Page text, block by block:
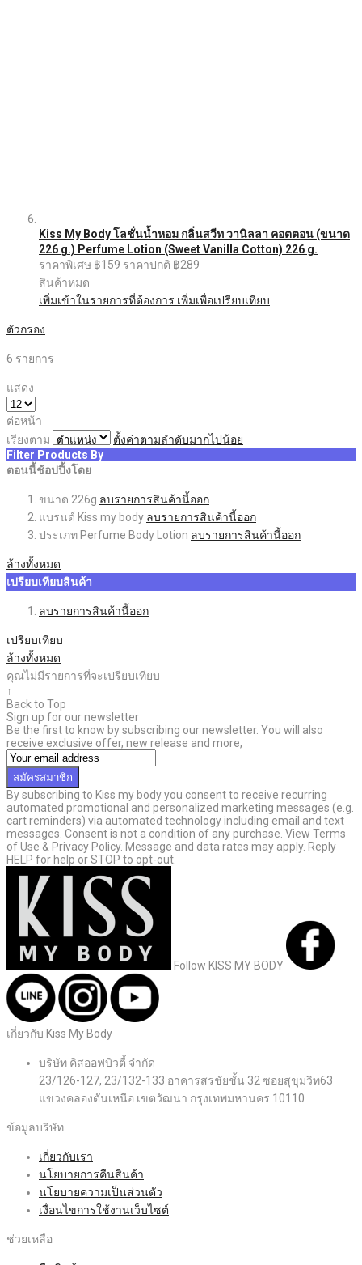
Kiss My Body โลชั่นน้ำหอม กลิ่นสวีท วานิลลา คอตตอน (ขนาด
226 g.) Perfume Lotion (Sweet Vanilla Cotton) 226 g.
ราคาพิเศษ ฿159 ราคาปกติ ฿289
สินค้าหมด
เพิ่มเข้าในรายการที่ต้องการ เพิ่มเพื่อเปรียบเทียบ
ตัวกรอง
6 รายการ
แสดง
ต่อหน้า
เรียงตาม
ตั้งค่าตามลำดับมากไปน้อย
Filter Products By
ตอนนี้ช้อปปิ้งโดย
ขนาด 226g ลบรายการสินค้านี้ออก
แบรนด์ Kiss my body ลบรายการสินค้านี้ออก
ประเภทPerfume Body Lotion ลบรายการสินค้านี้ออก
ล้างทั้งหมด
เปรียบเทียบสินค้า
ลบรายการสินค้านี้ออก
เปรียบเทียบ
ล้างทั้งหมด
คุณไม่มีรายการที่จะเปรียบเทียบ
↑
Back to Top
Sign up for our newsletter
Be the first to know by subscribing our newsletter. You will also
receive exclusive offer, new release and more,
สมัครสมาชิก
By subscribing to Kiss my body you consent to receive recurring
automated promotional and personalized marketing messages (e.g.
cart reminders) via automated technology including email and text
messages. Consent is not a condition of any purchase. View Terms
of Use & Privacy Policy. Message and data rates may apply. Reply
HELP for help or STOP to opt-out.
Follow KISS MY BODY
เกี่ยวกับ Kiss My Body
บริษัท คิสออฟบิวตี้ จำกัด
23/126-127, 23/132-133 อาคารสรชัยชั้น 32 ซอยสุขุมวิท63
แขวงคลองตันเหนือ เขตวัฒนา กรุงเทพมหานคร 10110
ข้อมูลบริษัท
เกี่ยวกับเรา
นโยบายการคืนสินค้า
นโยบายความเป็นส่วนตัว
เงื่อนไขการใช้งานเว็บไซต์
ช่วยเหลือ